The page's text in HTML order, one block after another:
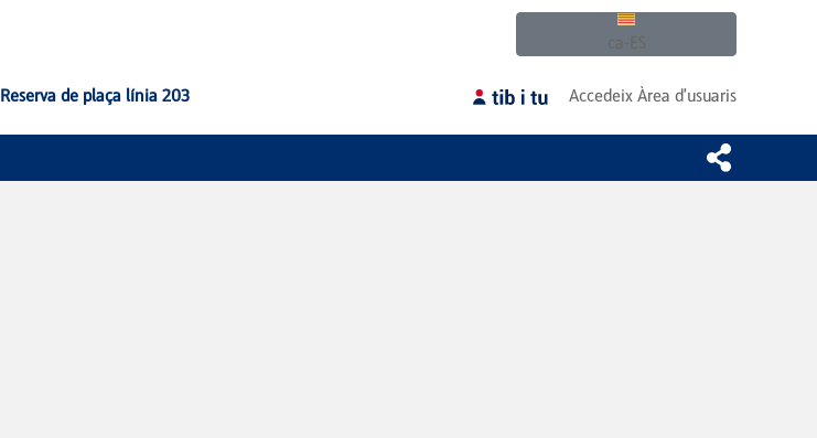
ca-ES
Reserva de plaça línia 203 Accedeix Àrea d'usuaris